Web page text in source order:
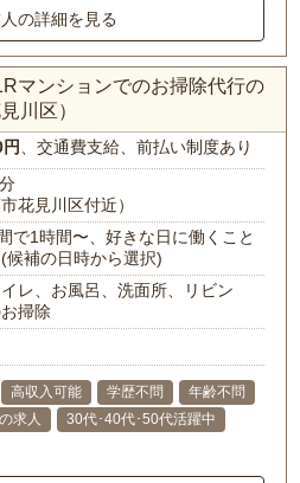
の詳細を見る
マンションでのお掃除代行の
川区）
、交通費支給、前払い制度あり
花見川区付近）
で1時間〜、好きな日に働くこと
候補の日時から選択)
レ、お風呂、洗面所、リビン
掃除
高収入可能 学歴不問
年齢不問
求人
30代･40代･50代活躍中